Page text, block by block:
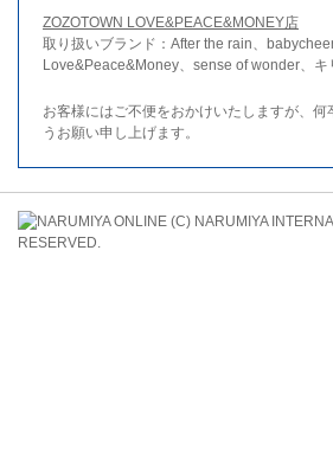
ZOZOTOWN LOVE&PEACE&MONEY店
取り扱いブランド：After the rain、babycheer
Love&Peace&Money、sense of wonder、キ
お客様にはご不便をおかけいたしますが、何
うお願い申し上げます。